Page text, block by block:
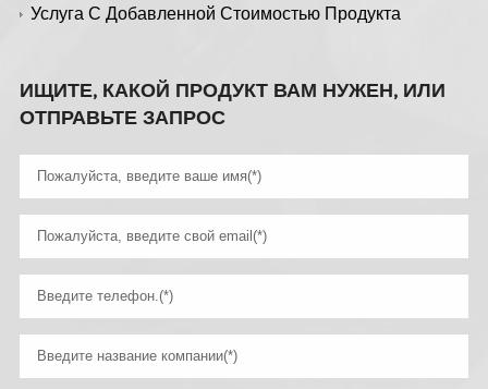
Услуга С Добавленной Стоимостью Продукта
ИЩИТЕ, КАКОЙ ПРОДУКТ ВАМ НУЖЕН, ИЛИ
ОТПРАВЬТЕ ЗАПРОС